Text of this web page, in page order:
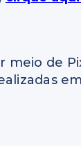
meio de
em